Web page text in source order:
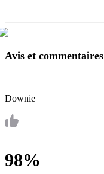
Avis et commentaires
Downie
98%